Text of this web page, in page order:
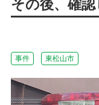
その後、確
事件 東松山市